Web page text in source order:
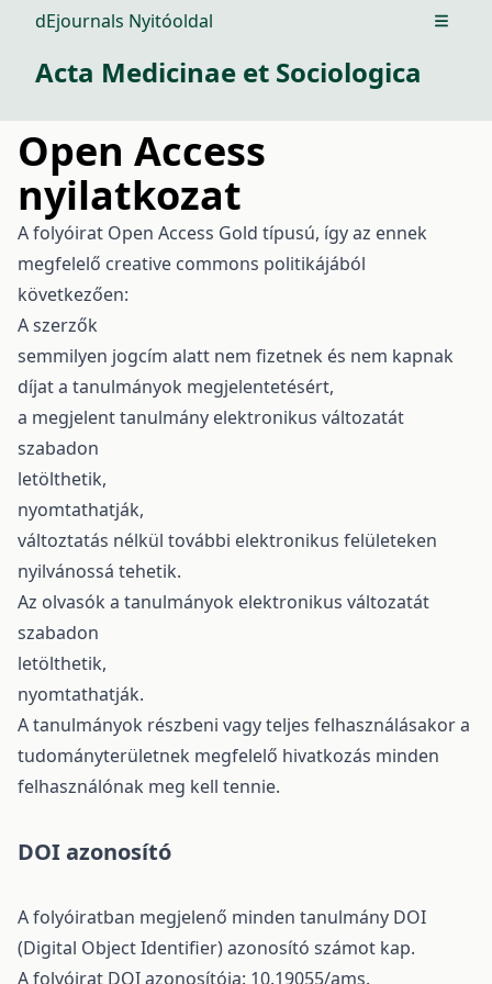
dEjournals Nyitóoldal Open
Acta Medicinae et Sociologica
Open Access
nyilatkozat
A folyóirat Open Access Gold típusú, így az ennek
megfelelő creative commons politikájából
következően:
A szerzők
semmilyen jogcím alatt nem fizetnek és nem kapnak
díjat a tanulmányok megjelentetésért,
a megjelent tanulmány elektronikus változatát
szabadon
letölthetik,
nyomtathatják,
változtatás nélkül további elektronikus felületeken
nyilvánossá tehetik.
Az olvasók a tanulmányok elektronikus változatát
szabadon
letölthetik,
nyomtathatják.
​A tanulmányok részbeni vagy teljes felhasználásakor a
tudományterületnek megfelelő hivatkozás minden
felhasználónak meg kell tennie.
DOI azonosító
A folyóiratban megjelenő minden tanulmány DOI
(Digital Object Identifier) azonosító számot kap.
A folyóirat DOI azonosítója: 10.19055/ams.